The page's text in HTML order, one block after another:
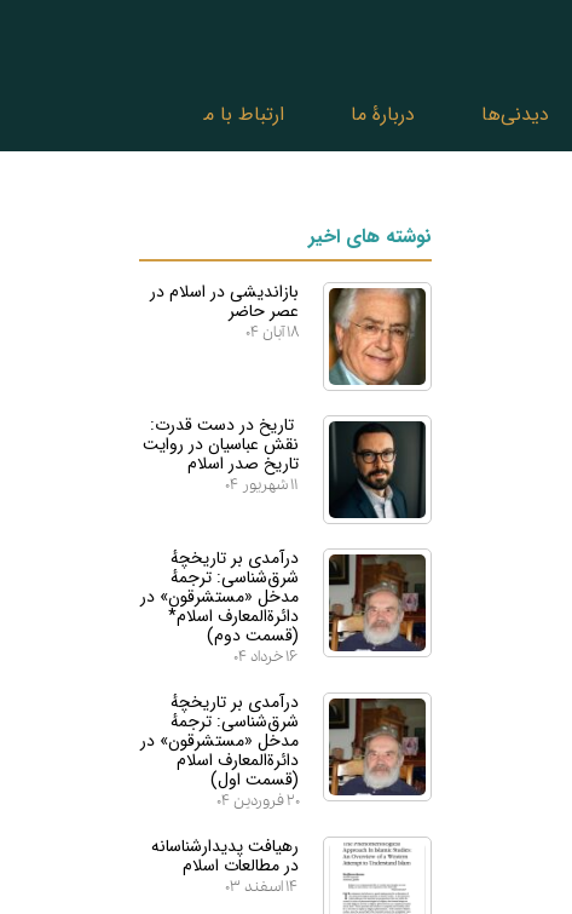
دیدنی‌ها دربارۀ ما ارتباط با ما
نوشته های اخیر
بازاندیشی در اسلام در
عصر حاضر
۱۸ آبان ۰۴
تاریخ در دست قدرت:
نقش عباسیان در روایت
تاریخ صدر اسلام
۱۱ شهریور ۰۴
درآمدی بر تاریخچهٔ
شرق‌شناسی: ترجمهٔ
مدخل «مستشرقون» در
دائرة‌المعارف اسلام*
(قسمت دوم)
۱۶ خرداد ۰۴
درآمدی بر تاریخچهٔ
شرق‌شناسی: ترجمهٔ
مدخل «مستشرقون» در
دائرة‌المعارف اسلام
(قسمت اول)
۲۰ فروردین ۰۴
رهیافت پدیدارشناسانه
در مطالعات اسلام
۱۴ اسفند ۰۳